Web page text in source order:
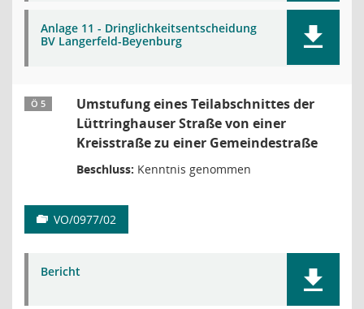
Anlage 11 - Dringlichkeitsentscheidung
BV Langerfeld-Beyenburg
Ö 5
Umstufung eines Teilabschnittes der
Lüttringhauser Straße von einer
Kreisstraße zu einer Gemeindestraße
Beschluss: Kenntnis genommen
VO/0977/02
Bericht